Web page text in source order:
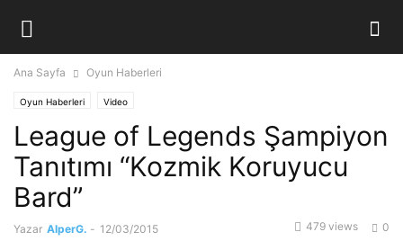
Ana Sayfa Oyun Haberleri
Oyun Haberleri Video
League of Legends Şampiyon
Tanıtımı “Kozmik Koruyucu
Bard”
Yazar AlperG. - 12/03/2015 0
479 views